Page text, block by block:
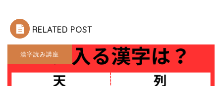
RELATED POST
漢字読み講座